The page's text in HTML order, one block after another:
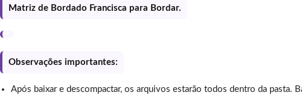
Matriz de Bordado Francisca para Bordar.
Observações importantes:
Após baixar e descompactar, os arquivos estarão todos dentro da pasta.